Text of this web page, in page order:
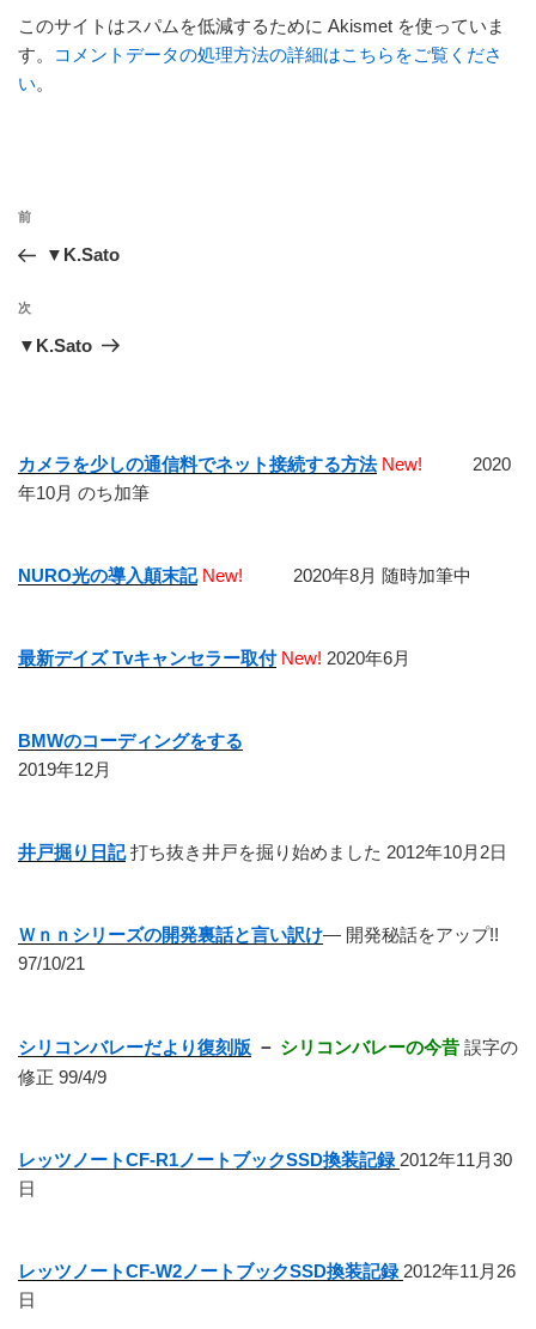
このサイトはスパムを低減するために Akismet を使っていま
す。
コメントデータの処理方法の詳細はこちらをご覧くださ
い。
投
ナ
ビ
ゲ
ン
前
の
稿
前
▼K.Sato
次
の
次
▼K.Sato
カメラを少しの通信料でネット接続する方法 New! 2020
年10月 のち加筆
NURO光の導入顛末記 New! 2020年8月 随時加筆中
最新デイズ Tvキャンセラー取付New! 2020年6月
BMWのコーディングをする
2019年12月
井戸掘り日記 打ち抜き井戸を掘り始めました 2012年10月2日
Ｗｎｎシリーズの開発裏話と言い訳け― 開発秘話をアップ!!
97/10/21
シリコンバレーだより復刻版 － シリコンバレーの今昔 誤字の
修正 99/4/9
レッツノートCF-R1ノートブックSSD換装記録 2012年11月30
日
レッツノートCF-W2ノートブックSSD換装記録 2012年11月26
日